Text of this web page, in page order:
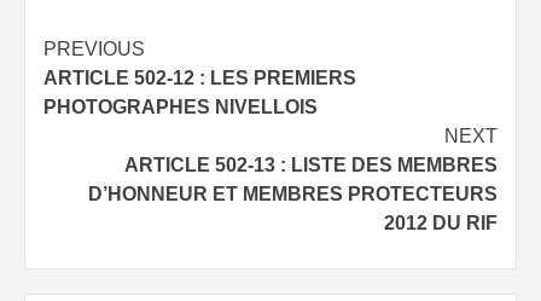
Post
navigation
PREVIOUS
ARTICLE 502-12 : LES PREMIERS
PHOTOGRAPHES NIVELLOIS
NEXT
ARTICLE 502-13 : LISTE DES MEMBRES
D’HONNEUR ET MEMBRES PROTECTEURS
2012 DU RIF